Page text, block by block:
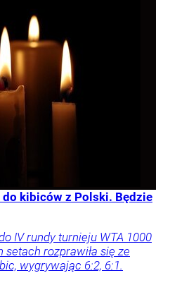
do kibiców z Polski. Będzie
IV rundy turnieju WTA 1000
rozprawiła się ze
wygrywając 6:2, 6:1.